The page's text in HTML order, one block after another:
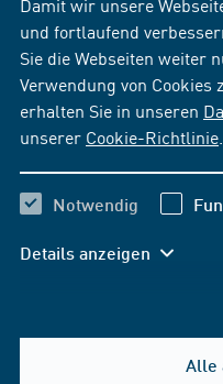
und fortlaufend
Sie die Webseiten weiter
Verwendung von Cookies
erhalten Sie in unseren
unserer Cookie-Richtlinie
Notwendig
Details anzeigen
Alle